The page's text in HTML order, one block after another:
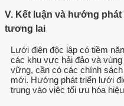
V. Kết luận và hướng
tương lai
Lưới điện độc lập có tiềm
các khu vực hải đảo và
vững, cần có các chính
mới. Hướng phát triển lưới
trung vào việc tối ưu hóa